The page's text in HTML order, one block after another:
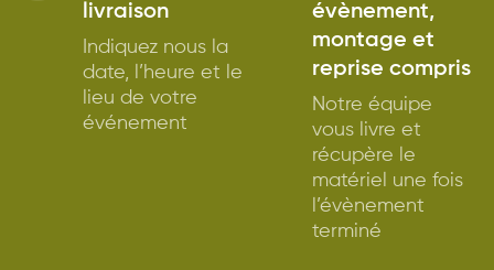
livraison
Indiquez nous la
date, l’heure et le
lieu de votre
événement
évènement,
montage et
reprise compris
Notre équipe
vous livre et
récupère le
matériel une fois
l’évènement
terminé